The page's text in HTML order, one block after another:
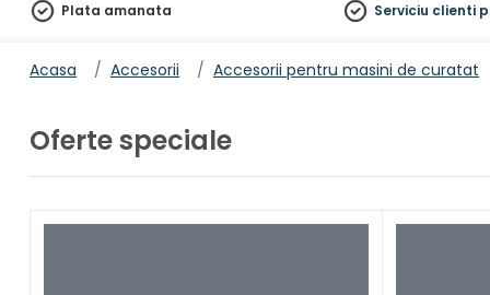
Plata amanata Serviciu clienti
Acasa Accesorii Accesorii pentru masini de curatat
Oferte speciale